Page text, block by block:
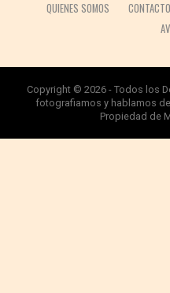
QUIENES SOMOS CONTACTO
Copyright © 2026 - Todos los
fotografiamos y hablamos
Propiedad de